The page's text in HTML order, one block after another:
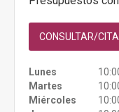
CONSULTAR/
Lunes
Martes
Miércoles